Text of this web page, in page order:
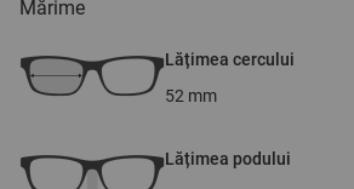
Mărime
Lățimea cercului
52 mm
Lățimea podului